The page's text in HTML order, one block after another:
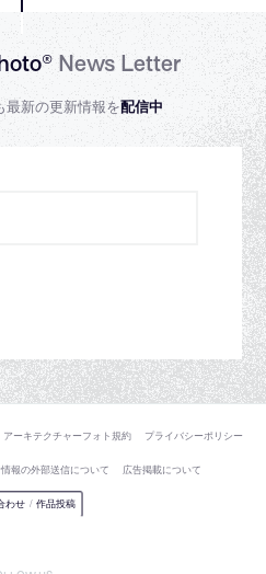
News Letter
最新の更新情報を配信中
アーキテクチャーフォト規約 プライバシーポリシー
報の外部送信について 広告掲載について
わせ / 作品投稿